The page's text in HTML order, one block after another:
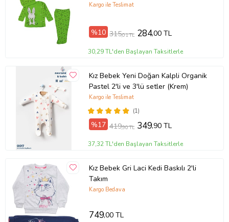
Kargo ile Teslimat
%10 315,01 TL 284,00 TL
30,29 TL'den Başlayan Taksitlerle
Kız Bebek Yeni Doğan Kalpli Organik
Pastel 2'li ve 3'lü setler (Krem)
(1)
Kargo ile Teslimat
%17 419,90 TL 349,90 TL
37,32 TL'den Başlayan Taksitlerle
Kız Bebek Gri Laci Kedi Baskılı 2'li
Takım
Kargo Bedava
749,00 TL